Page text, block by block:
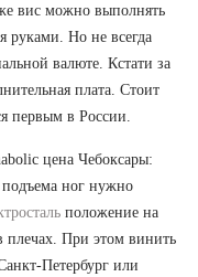
вис можно выполнять
руками. Но не всегда
валюте. Кстати за
плата. Стоит
первым в России.
цена Чебоксары:
подъема ног нужно
положение на
плечах. При этом винить
Петербург или